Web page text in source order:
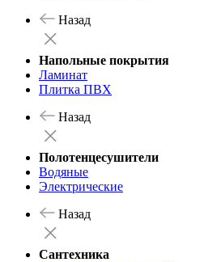
Назад
Напольные покрытия
Ламинат
Плитка ПВХ
Назад
Полотенцесушители
Водяные
Электрические
Назад
Сантехника